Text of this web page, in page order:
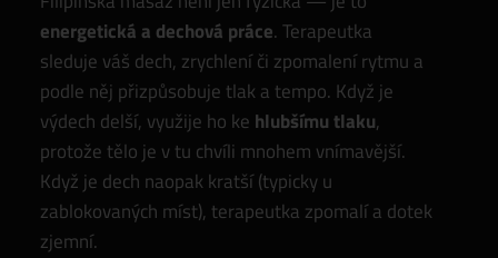
energetická a dechová práce. Terapeutka
sleduje váš dech, zrychlení či zpomalení rytmu a
podle něj přizpůsobuje tlak a tempo. Když je
výdech delší, využije ho ke hlubšímu tlaku,
protože tělo je v tu chvíli mnohem vnímavější.
Když je dech naopak kratší (typicky u
zablokovaných míst), terapeutka zpomalí a dotek
zjemní.